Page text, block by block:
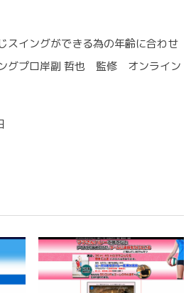
スイングができる為の年齢に合わせ
グプロ岸副 哲也 監修 オンライン